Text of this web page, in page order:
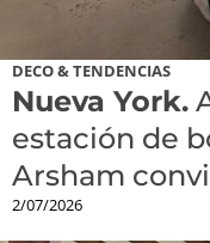
DECO & TENDENCIAS
Nueva York.
estación de
Arsham
2/07/2026